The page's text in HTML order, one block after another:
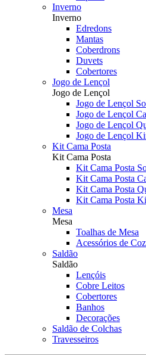
Inverno
Inverno
Edredons
Mantas
Coberdrons
Duvets
Cobertores
Jogo de Lençol
Jogo de Lençol
Jogo de Lençol
Jogo de Lençol
Jogo de Lençol
Jogo de Lençol
Kit Cama Posta
Kit Cama Posta
Kit Cama Posta
Kit Cama Posta
Kit Cama Posta
Kit Cama Posta
Mesa
Mesa
Toalhas de Mesa
Acessórios de
Saldão
Saldão
Lençóis
Cobre Leitos
Cobertores
Banhos
Decorações
Saldão de Colchas
Travesseiros